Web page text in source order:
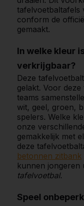
tafelvoetbaltafels
conform de
gemaakt.
In welke kleur
verkrijgbaar?
Deze
gelakt. Voor
teams
wit, geel, groen,
spelers. Welke
onze
gemakkelijk met
deze
betonnen zitbank
kunnen jongeren
tafelvoetbal.
Speel